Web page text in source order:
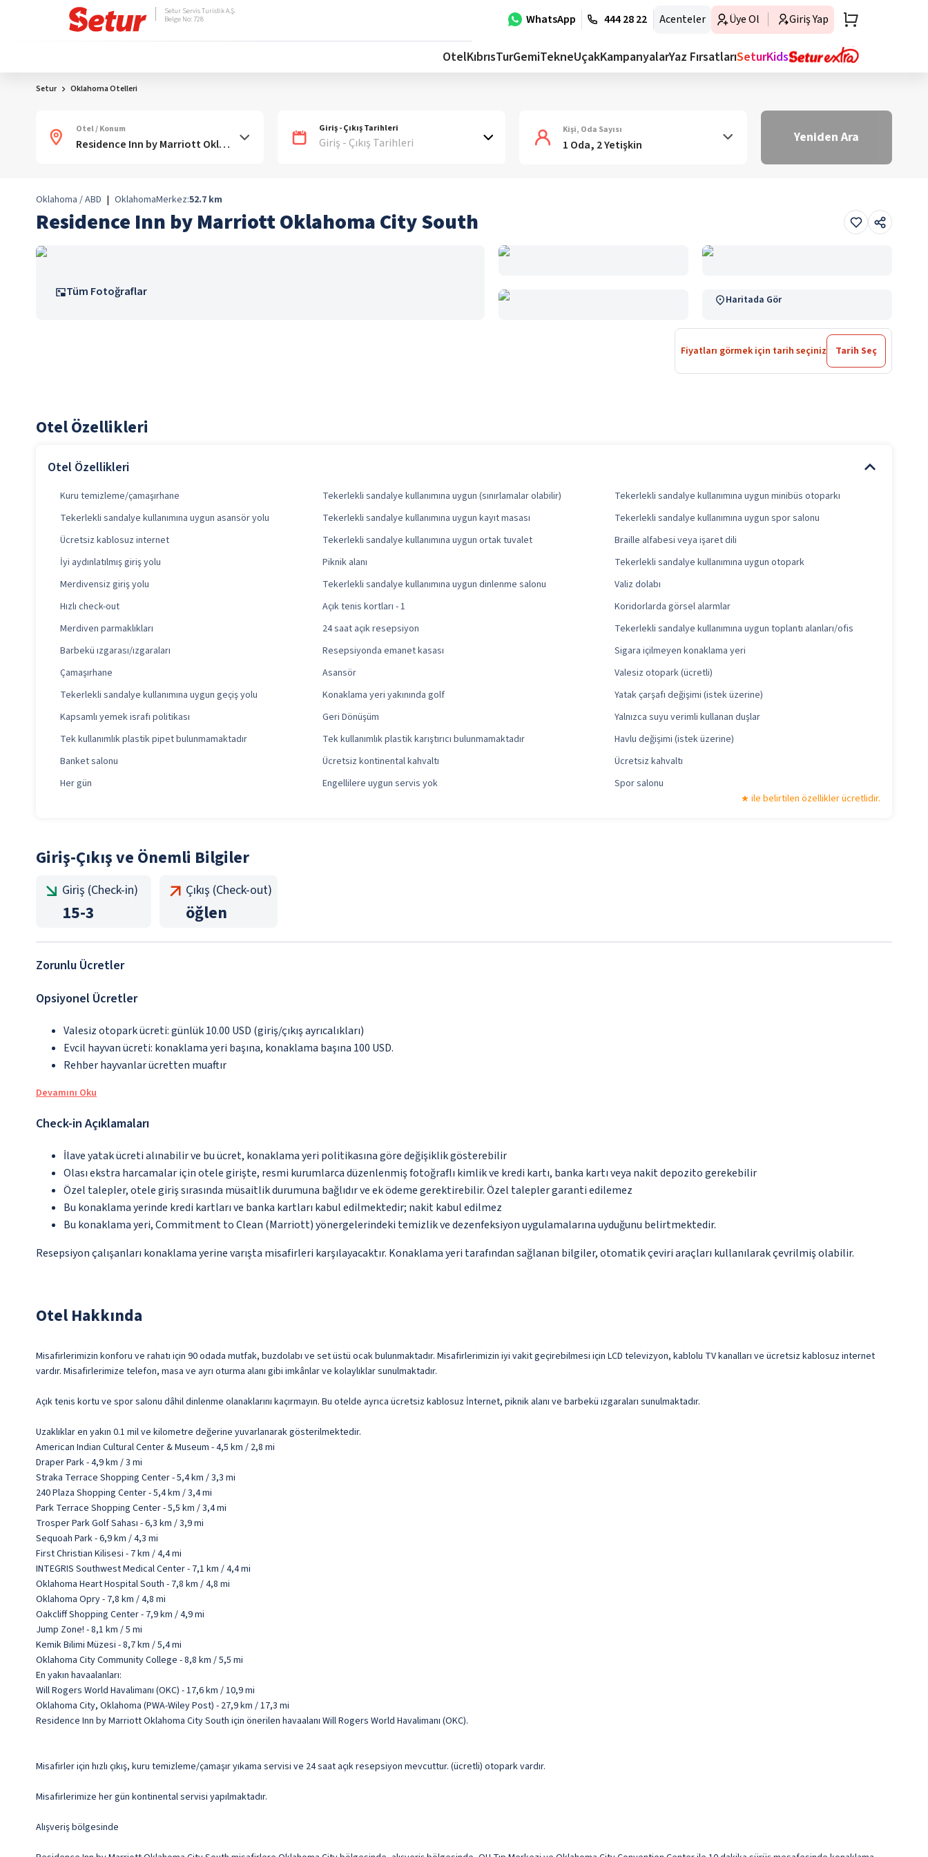
WhatsApp 444 28 22 Acenteler Üye Ol Giriş Yap
Setur Servis Turistik A.Ş.
Belge No: 728
OtelKıbrısTurGemiTekneUçakKampanyalarYaz FırsatlarıSeturKids
Setur Oklahoma Otelleri
Otel / Konum Giriş - Çıkış Tarihleri
Giriş - Çıkış Tarihleri
Kişi, Oda Sayısı
1 Oda, 2 Yetişkin Yeniden Ara
Oklahoma / ABD | OklahomaMerkez:52.7 km
Residence Inn by Marriott Oklahoma City South
Tüm Fotoğraflar
Haritada Gör
Fiyatları görmek için tarih seçiniz Tarih Seç
Otel Özellikleri
Otel Özellikleri
Kuru temizleme/çamaşırhane Tekerlekli sandalye kullanımına uygun (sınırlamalar olabilir)
Tekerlekli sandalye kullanımına uygun minibüs otoparkı
Tekerlekli sandalye kullanımına uygun asansör yolu
Tekerlekli sandalye kullanımına uygun kayıt masası
Tekerlekli sandalye kullanımına uygun spor salonu
Ücretsiz kablosuz internet
Tekerlekli sandalye kullanımına uygun ortak tuvalet
Braille alfabesi veya işaret dili
İyi aydınlatılmış giriş yolu
Piknik alanı
Tekerlekli sandalye kullanımına uygun otopark
Merdivensiz giriş yolu
Tekerlekli sandalye kullanımına uygun dinlenme salonu
Valiz dolabı
Hızlı check-out
Açık tenis kortları - 1
Koridorlarda görsel alarmlar
Merdiven parmaklıkları
24 saat açık resepsiyon
Tekerlekli sandalye kullanımına uygun toplantı alanları/ofis
Barbekü ızgarası/ızgaraları
Resepsiyonda emanet kasası
Sigara içilmeyen konaklama yeri
Çamaşırhane
Asansör
Valesiz otopark (ücretli)
Tekerlekli sandalye kullanımına uygun geçiş yolu
Konaklama yeri yakınında golf
Yatak çarşafı değişimi (istek üzerine)
Kapsamlı yemek israfı politikası
Geri Dönüşüm
Yalnızca suyu verimli kullanan duşlar
Tek kullanımlık plastik pipet bulunmamaktadır
Tek kullanımlık plastik karıştırıcı bulunmamaktadır
Havlu değişimi (istek üzerine)
Banket salonu
Ücretsiz kontinental kahvaltı
Ücretsiz kahvaltı
Her gün
Engellilere uygun servis yok
Spor salonu
ile belirtilen özellikler ücretlidir.
Giriş-Çıkış ve Önemli Bilgiler
Giriş (Check-in)
15-3
Çıkış (Check-out)
öğlen
Zorunlu Ücretler
Opsiyonel Ücretler
Valesiz otopark ücreti: günlük 10.00 USD (giriş/çıkış ayrıcalıkları)
Evcil hayvan ücreti: konaklama yeri başına, konaklama başına 100 USD.
Rehber hayvanlar ücretten muaftır
Devamını Oku
Check-in Açıklamaları
İlave yatak ücreti alınabilir ve bu ücret, konaklama yeri politikasına göre değişiklik gösterebilir
Olası ekstra harcamalar için otele girişte, resmi kurumlarca düzenlenmiş fotoğraflı kimlik ve kredi kartı, banka kartı veya nakit depozito gerekebilir
Özel talepler, otele giriş sırasında müsaitlik durumuna bağlıdır ve ek ödeme gerektirebilir. Özel talepler garanti edilemez
Bu konaklama yerinde kredi kartları ve banka kartları kabul edilmektedir; nakit kabul edilmez
Bu konaklama yeri, Commitment to Clean (Marriott) yönergelerindeki temizlik ve dezenfeksiyon uygulamalarına uyduğunu belirtmektedir.
Resepsiyon çalışanları konaklama yerine varışta misafirleri karşılayacaktır. Konaklama yeri tarafından sağlanan bilgiler, otomatik çeviri araçları kullanılarak çevrilmiş olabilir.
Otel Hakkında
Misafirlerimizin konforu ve rahatı için 90 odada mutfak, buzdolabı ve set üstü ocak bulunmaktadır. Misafirlerimizin iyi vakit geçirebilmesi için LCD televizyon, kablolu TV kanalları ve ücretsiz kablosuz internet
vardır. Misafirlerimize telefon, masa ve ayrı oturma alanı gibi imkânlar ve kolaylıklar sunulmaktadır.
Açık tenis kortu ve spor salonu dâhil dinlenme olanaklarını kaçırmayın. Bu otelde ayrıca ücretsiz kablosuz İnternet, piknik alanı ve barbekü ızgaraları sunulmaktadır.
Uzaklıklar en yakın 0.1 mil ve kilometre değerine yuvarlanarak gösterilmektedir.
American Indian Cultural Center & Museum - 4,5 km / 2,8 mi
Draper Park - 4,9 km / 3 mi
Straka Terrace Shopping Center - 5,4 km / 3,3 mi
240 Plaza Shopping Center - 5,4 km / 3,4 mi
Park Terrace Shopping Center - 5,5 km / 3,4 mi
Trosper Park Golf Sahası - 6,3 km / 3,9 mi
Sequoah Park - 6,9 km / 4,3 mi
First Christian Kilisesi - 7 km / 4,4 mi
INTEGRIS Southwest Medical Center - 7,1 km / 4,4 mi
Oklahoma Heart Hospital South - 7,8 km / 4,8 mi
Oklahoma Opry - 7,8 km / 4,8 mi
Oakcliff Shopping Center - 7,9 km / 4,9 mi
Jump Zone! - 8,1 km / 5 mi
Kemik Bilimi Müzesi - 8,7 km / 5,4 mi
Oklahoma City Community College - 8,8 km / 5,5 mi
En yakın havaalanları:
Will Rogers World Havalimanı (OKC) - 17,6 km / 10,9 mi
Oklahoma City, Oklahoma (PWA-Wiley Post) - 27,9 km / 17,3 mi
Residence Inn by Marriott Oklahoma City South için önerilen havaalanı Will Rogers World Havalimanı (OKC).
Misafirler için hızlı çıkış, kuru temizleme/çamaşır yıkama servisi ve 24 saat açık resepsiyon mevcuttur. (ücretli) otopark vardır.
Misafirlerimize her gün kontinental servisi yapılmaktadır.
Alışveriş bölgesinde